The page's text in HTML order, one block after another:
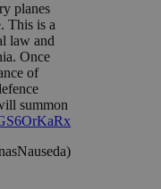
planes
This is a
law and
Once
of
summon